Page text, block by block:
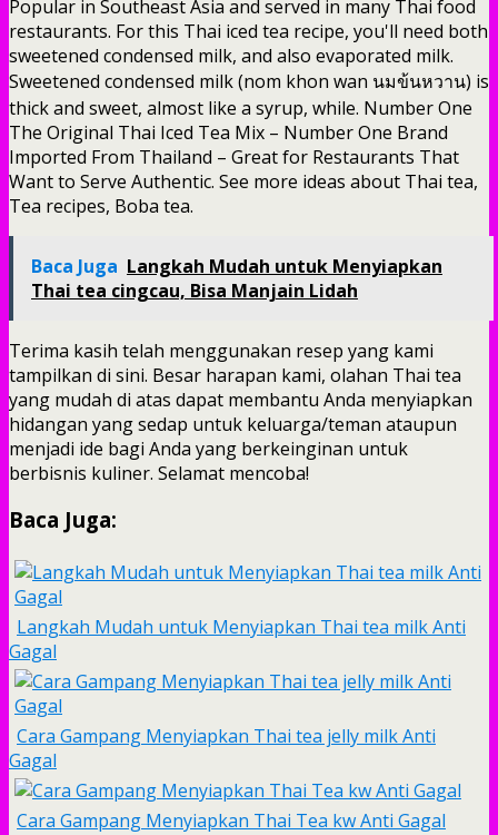
Popular in Southeast Asia and served in many Thai food
restaurants. For this Thai iced tea recipe, you'll need both
sweetened condensed milk, and also evaporated milk.
Sweetened condensed milk (nom khon wan นมข้นหวาน) is
thick and sweet, almost like a syrup, while. Number One
The Original Thai Iced Tea Mix – Number One Brand
Imported From Thailand – Great for Restaurants That
Want to Serve Authentic. See more ideas about Thai tea,
Tea recipes, Boba tea.
Baca Juga Langkah Mudah untuk Menyiapkan
Thai tea cingcau, Bisa Manjain Lidah
Terima kasih telah menggunakan resep yang kami
tampilkan di sini. Besar harapan kami, olahan Thai tea
yang mudah di atas dapat membantu Anda menyiapkan
hidangan yang sedap untuk keluarga/teman ataupun
menjadi ide bagi Anda yang berkeinginan untuk
berbisnis kuliner. Selamat mencoba!
Baca Juga:
Langkah Mudah untuk Menyiapkan Thai tea milk Anti
Gagal
Cara Gampang Menyiapkan Thai tea jelly milk Anti
Gagal
Cara Gampang Menyiapkan Thai Tea kw Anti Gagal